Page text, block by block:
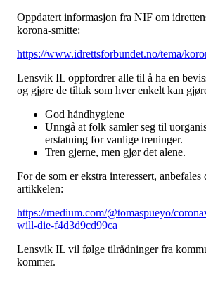
Oppdatert informasjon fra NIF om
korona-smitte:
https://www.idrettsforbundet.no/tema/
Lensvik IL oppfordrer alle til å ha en
og gjøre de tiltak som hver enkelt kan
God håndhygiene
Unngå at folk samler seg til
erstatning for vanlige treninger.
Tren gjerne, men gjør det alene.
For de som er ekstra interessert, anbefales
artikkelen:
https://medium.com/@tomaspueyo/
will-die-f4d3d9cd99ca
Lensvik IL vil følge tilrådninger fra
kommer.